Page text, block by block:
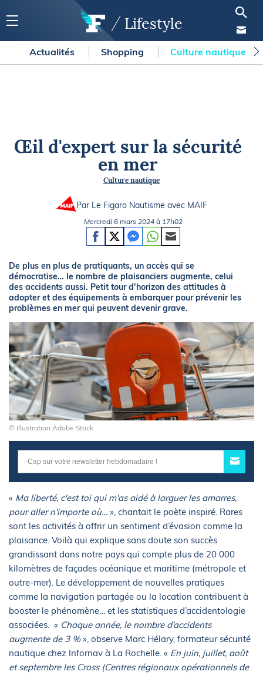
Lifestyle
Actualités Shopping Culture nautique
Œil d'expert sur la sécurité
en mer
Culture nautique
Par Le Figaro Nautisme avec MAIF
Mercredi 6 mars 2024 à 17h02
De plus en plus de pratiquants, un accès qui se
démocratise… le nombre de plaisanciers augmente, celui
des accidents aussi. Petit tour d’horizon des attitudes à
adopter et des équipements à embarquer pour prévenir les
problèmes en mer qui peuvent devenir grave.
© Illustration Adobe Stock
« Ma liberté, c'est toi qui m'as aidé à larguer les amarres,
pour aller n'importe où… », chantait le poète inspiré. Rares
sont les activités à offrir un sentiment d’évasion comme la
plaisance. Voilà qui explique sans doute son succès
grandissant dans notre pays qui compte plus de 20 000
kilomètres de façades océanique et maritime (métropole et
outre-mer). Le développement de nouvelles pratiques
comme la navigation partagée ou la location contribuent à
booster le phénomène… et les statistiques d’accidentologie
associées. « Chaque année, le nombre d’accidents
augmente de 3 %», observe Marc Hélary, formateur sécurité
nautique chez Infornav à La Rochelle. « En juin, juillet, août
et septembre les Cross (Centres régionaux opérationnels de